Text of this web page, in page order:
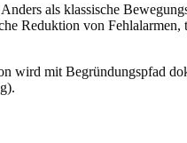
als klassische
Reduktion von
wird mit Begründungspfad